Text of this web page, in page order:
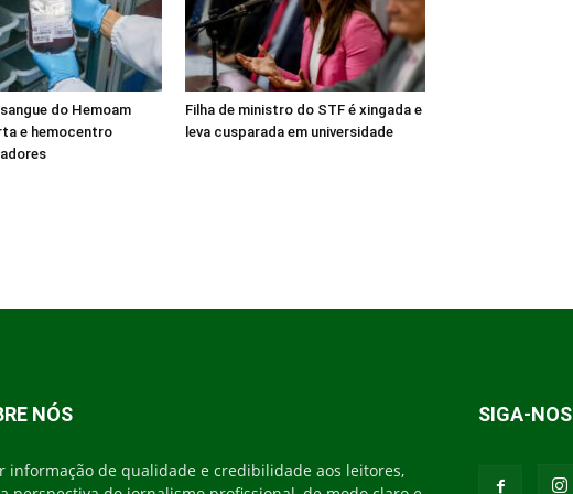
do Hemoam
e hemocentro
Filha de ministro do STF é xingada e
leva cusparada em universidade
NÓS
informação de qualidade e credibilidade aos leitores,
SIGA-NOS